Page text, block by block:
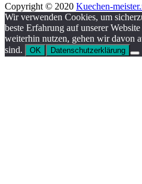
Copyright © 2020 Kuechen-
Wir verwenden Cookies, um
beste Erfahrung auf unserer
weiterhin nutzen, gehen wir davon
sind.
OK Datenschutzerklärung